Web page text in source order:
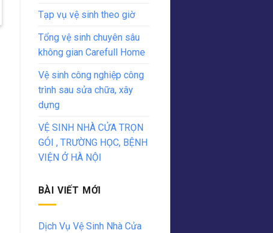
Tạp vụ vệ sinh theo giờ
Tổng vệ sinh chuyên sâu
không gian Carefull Home
Vệ sinh công nghiệp công
trình sau sửa chữa, xây
dựng
VỆ SINH NHÀ CỬA TRỌN
GÓI , TRƯỜNG HỌC, BỆNH
VIỆN Ở HÀ NỘI
BÀI VIẾT MỚI
Dịch Vụ Vệ Sinh Nhà Cửa